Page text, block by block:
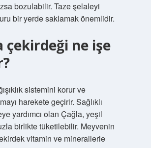
bozulabilir. Taze şelaleyi
bir yerde saklamak önemlidir.
çekirdeği ne işe
sistemini korur ve
harekete geçirir. Sağlıklı
yardımcı olan Çağla, yeşil
birlikte tüketilebilir. Meyvenin
vitamin ve minerallerle